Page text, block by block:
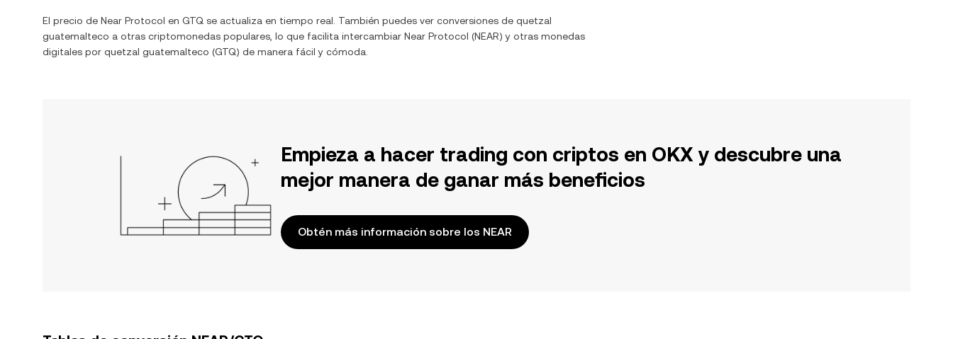
El precio de Near Protocol en GTQ se actualiza en tiempo real. También puedes ver conversiones de quetzal
guatemalteco a otras criptomonedas populares, lo que facilita intercambiar Near Protocol (NEAR) y otras monedas
digitales por quetzal guatemalteco (GTQ) de manera fácil y cómoda.
Empieza a hacer trading con criptos en OKX y descubre una
mejor manera de ganar más beneficios
Obtén más información sobre los NEAR